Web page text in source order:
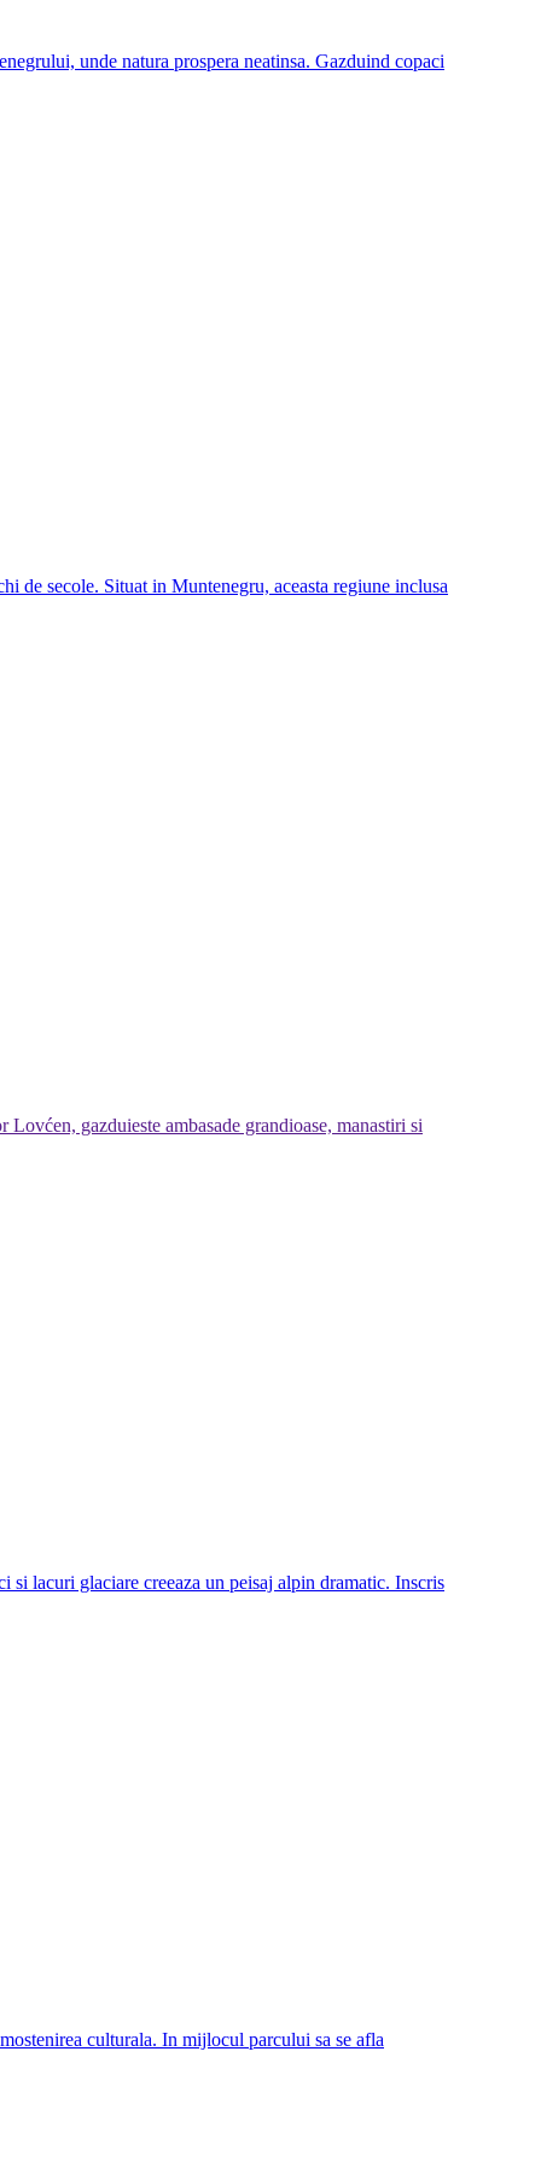
unde natura prospera neatinsa. Gazduind copaci
de secole. Situat in Muntenegru, aceasta regiune inclusa
gazduieste ambasade grandioase, manastiri si
lacuri glaciare creeaza un peisaj alpin dramatic. Inscris
culturala. In mijlocul parcului sa se afla